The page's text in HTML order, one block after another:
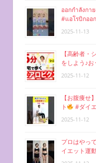
ออกกำลังกา
#แอโรบิกออ
2025-11-13
【高齢者・
をしよう♪
2025-11-12
【お腹痩せ
ト
#ダイ
2025-11-12
プロはやっ
イエット運